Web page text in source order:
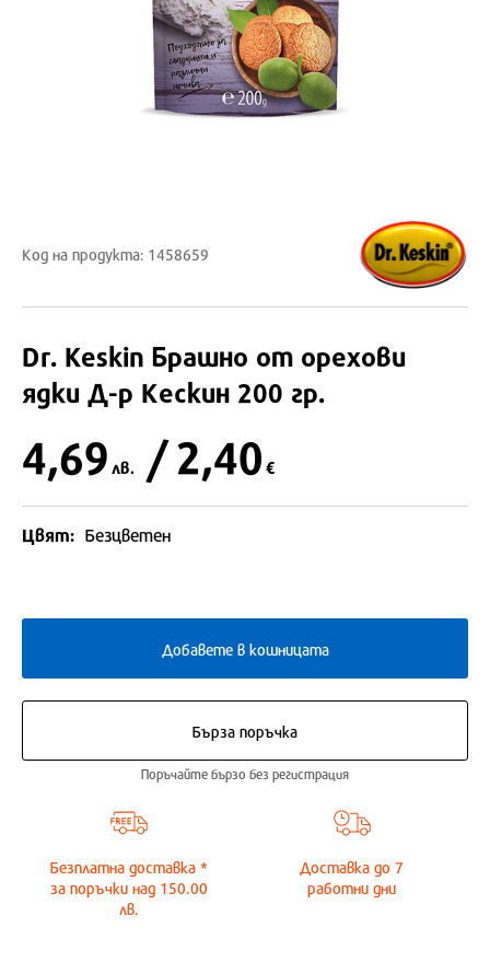
Код на продукта: 1458659
Dr. Keskin Брашно от орехови
ядки Д-р Кескин 200 гр.
4,69 лв. / 2,40 €
Цвят: Безцветен
Добавете в кошницата
Бърза поръчка
Поръчайте бързо без регистрация
Безплатна доставка *
за поръчки над 150.00
лв.
Доставка до7
работни дни